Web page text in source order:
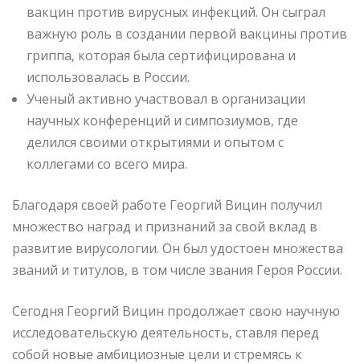
вакцин против вирусных инфекций. Он сыграл
важную роль в создании первой вакцины против
гриппа, которая была сертифицирована и
использовалась в России.
Ученый активно участвовал в организации
научных конференций и симпозиумов, где
делился своими открытиями и опытом с
коллегами со всего мира.
Благодаря своей работе Георгий Вицин получил
множество наград и признаний за свой вклад в
развитие вирусологии. Он был удостоен множества
званий и титулов, в том числе звания Героя России.
Сегодня Георгий Вицин продолжает свою научную
исследовательскую деятельность, ставля перед
собой новые амбициозные цели и стремясь к